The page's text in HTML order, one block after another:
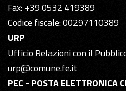
Fax: +39 0532 419389
Codice fiscale: 00297110389
URP
Ufficio Relazioni con il
urp@comune.fe.it
PEC - POSTA ELETTRONICA